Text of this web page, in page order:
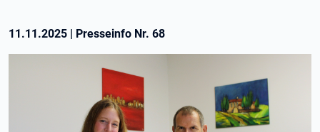
11.11.2025 | Presseinfo Nr. 68